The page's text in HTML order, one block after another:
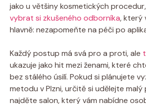
jako u většiny kosmetických procedur,
vybrat si zkušeného odborníka, který
hlavně: nezapomeňte na péči po
Každý postup má svá pro a proti, ale
ukazuje jako hit mezi ženami, které
bez stálého úsilí. Pokud si plánujete
metodu v Plzni, určitě si udělejte malý
najděte salon, který vám nabídne